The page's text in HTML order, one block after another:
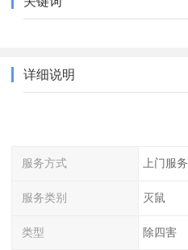
详细说明
服务方式 上门服务
服务类别 灭鼠
类型 除四害